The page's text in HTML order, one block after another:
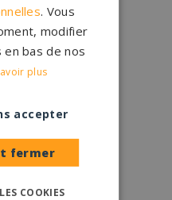
. Vous
modifier
en bas de nos
plus
fermer
accepter
COOKIES